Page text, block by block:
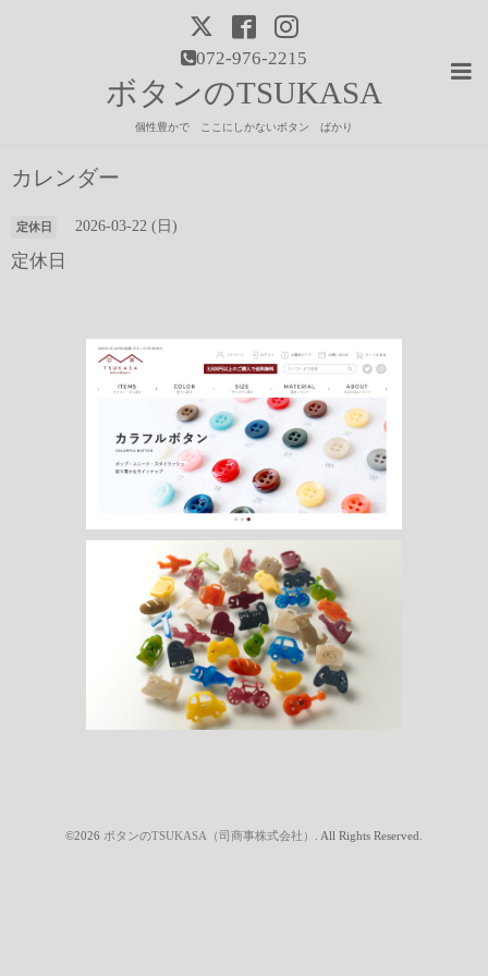
072-976-2215
ボタンのTSUKASA
個性豊かで ここにしかないボタン ばかり
カレンダー
定休日 2026-03-22 (日)
定休日
©2026 ボタンのTSUKASA（司商事株式会社） . All Rights Reserved.